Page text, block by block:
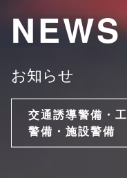
NEWS
お知らせ
交通誘導警備・
警備・施設警備